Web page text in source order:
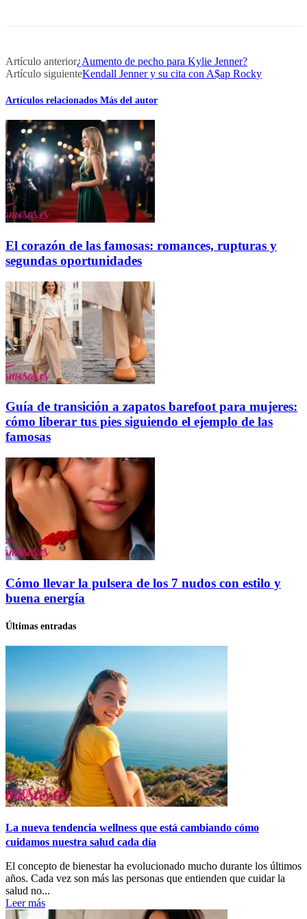
Artículo anterior¿Aumento de pecho para Kylie Jenner?
Artículo siguienteKendall Jenner y su cita con A$ap Rocky
Artículos relacionados Más del autor
El corazón de las famosas: romances, rupturas y
segundas oportunidades
Guía de transición a zapatos barefoot para mujeres:
cómo liberar tus pies siguiendo el ejemplo de las
famosas
Cómo llevar la pulsera de los 7 nudos con estilo y
buena energía
Últimas entradas
La nueva tendencia wellness que está cambiando cómo
cuidamos nuestra salud cada día
El concepto de bienestar ha evolucionado mucho durante los últimos
años. Cada vez son más las personas que entienden que cuidar la
salud no...
Leer más